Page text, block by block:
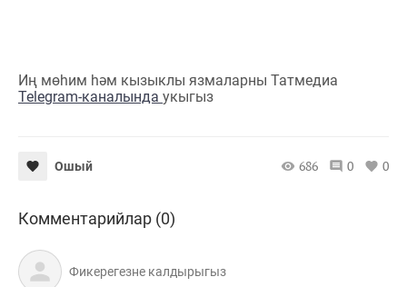
Иң мөһим һәм кызыклы язмаларны Татмедиа
Telegram-каналында укыгыз
Ошый 686 0 0
Комментарийлар (0)